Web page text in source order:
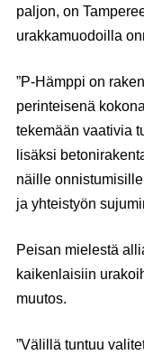
paljon, on
urakkamuodoilla
”P-Hämppi on
perinteisenä
tekemään vaativia
lisäksi
näille
ja yhteistyön
Peisan mielestä
kaikenlaisiin
muutos.
”Välillä tuntuu